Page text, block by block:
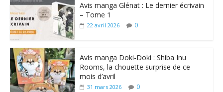
Avis manga Glénat : Le dernier écrivain
– Tome 1
22 avril 2026 0
Avis manga Doki-Doki : Shiba Inu
Rooms, la chouette surprise de ce
mois d’avril
31 mars 2026 0